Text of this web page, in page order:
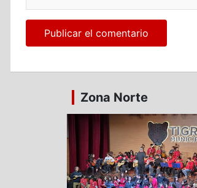
Zona Norte